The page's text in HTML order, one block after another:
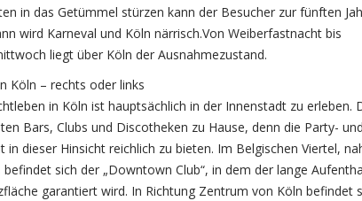
in das Getümmel stürzen kann der Besucher zur fünften
wird Karneval und Köln närrisch.Von Weiberfastnacht bis
liegt über Köln der Ausnahmezustand.
Köln – rechts oder links
in Köln ist hauptsächlich in der Innenstadt zu erleben.
Bars, Clubs und Discotheken zu Hause, denn die Party-
in dieser Hinsicht reichlich zu bieten. Im Belgischen Viertel,
sich der „Downtown Club“, in dem der lange
garantiert wird. In Richtung Zentrum von Köln befindet